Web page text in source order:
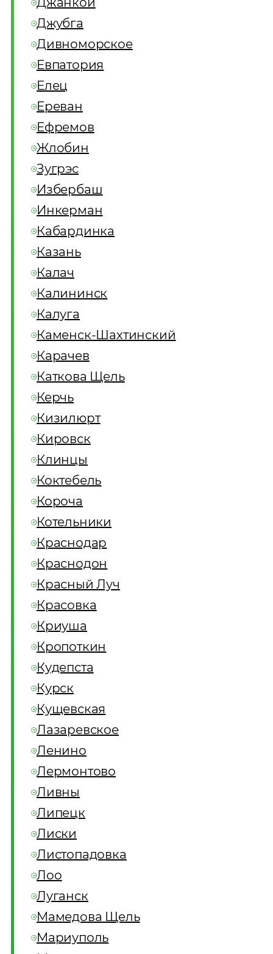
Джубга
Дивноморское
Евпатория
Елец
Ереван
Ефремов
Жлобин
Зугрэс
Избербаш
Инкерман
Кабардинка
Казань
Калач
Калининск
Калуга
Каменск-Шахтинский
Карачев
Каткова Щель
Керчь
Кизилюрт
Кировск
Клинцы
Коктебель
Короча
Котельники
Краснодар
Краснодон
Красный Луч
Красовка
Криуша
Кропоткин
Кудепста
Курск
Кущевская
Лазаревское
Ленино
Лермонтово
Ливны
Липецк
Лиски
Листопадовка
Лоо
Луганск
Мамедова Щель
Мариуполь